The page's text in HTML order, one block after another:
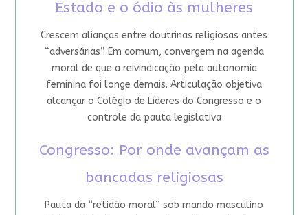
Estado e o ódio às mulheres
Crescem alianças entre doutrinas religiosas antes
“adversárias”. Em comum, convergem na agenda
moral de que a reivindicação pela autonomia
feminina foi longe demais. Articulação objetiva
alcançar o Colégio de Líderes do Congresso e o
controle da pauta legislativa
Congresso: Por onde avançam as
bancadas religiosas
Pauta da “retidão moral” sob mando masculino